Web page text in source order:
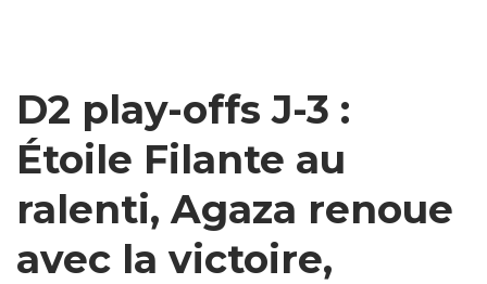
D2 play-offs J-3 :
Étoile Filante au
ralenti, Agaza renoue
avec la victoire,